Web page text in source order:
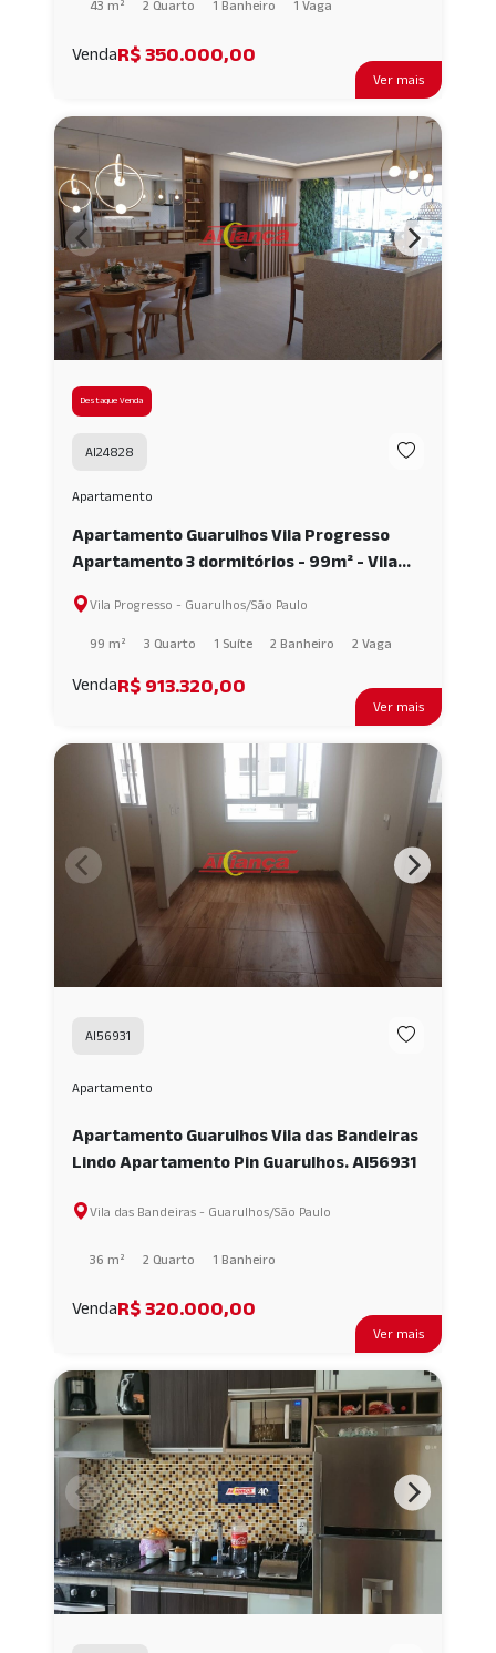
Ver mais
43 m² 2 Quarto 1 Banheiro 1 Vaga
VendaR$ 350.000,00
Ver mais
Destaque Venda
AI24828
Apartamento
Apartamento Guarulhos Vila Progresso
Apartamento 3 dormitórios - 99m² - Vila
Vila Progresso - Guarulhos/São Paulo
99 m² 3 Quarto 1 Suíte 2 Banheiro 2 Vaga
VendaR$ 913.320,00
Ver mais
AI56931
Apartamento
Apartamento Guarulhos Vila das Bandeiras
Lindo Apartamento Pin Guarulhos. AI56931
Vila das Bandeiras - Guarulhos/São Paulo
36 m² 2 Quarto 1 Banheiro
VendaR$ 320.000,00